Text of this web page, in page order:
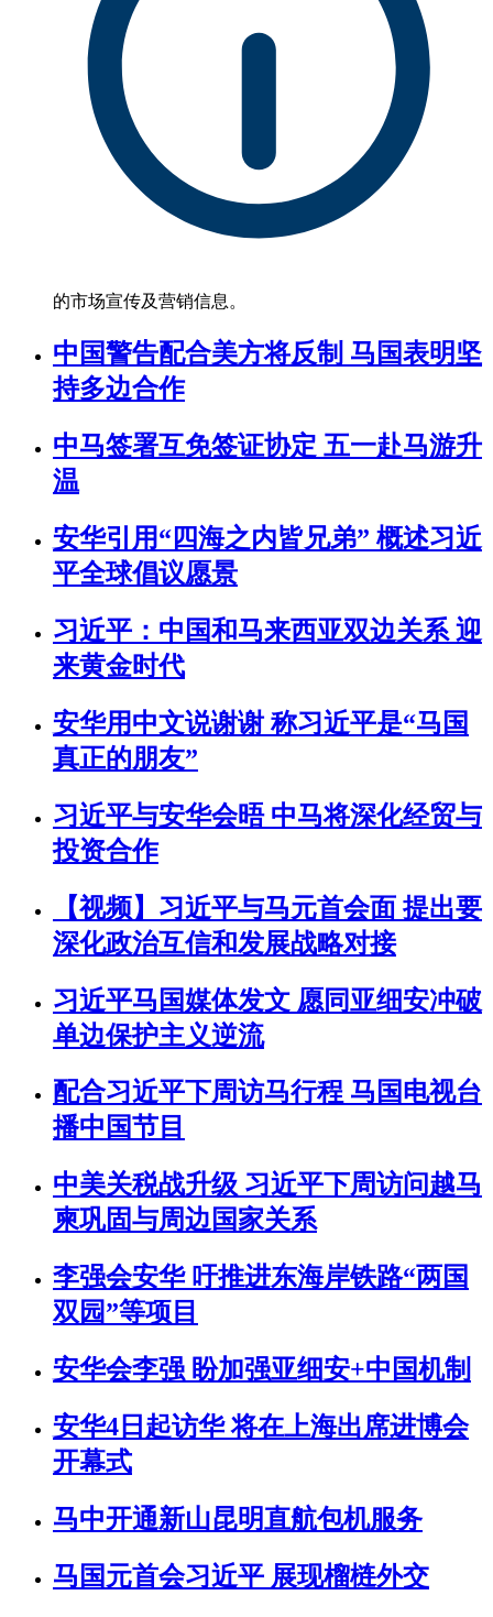
的市场宣传及营销信息。
中国警告配合美方将反制 马国表明坚
持多边合作
中马签署互免签证协定 五一赴马游升
温
安华引用“四海之内皆兄弟” 概述习近
平全球倡议愿景
习近平：中国和马来西亚双边关系 迎
来黄金时代
安华用中文说谢谢 称习近平是“马国
真正的朋友”
习近平与安华会晤 中马将深化经贸与
投资合作
【视频】习近平与马元首会面 提出要
深化政治互信和发展战略对接
习近平马国媒体发文 愿同亚细安冲破
单边保护主义逆流
配合习近平下周访马行程 马国电视台
播中国节目
中美关税战升级 习近平下周访问越马
柬巩固与周边国家关系
李强会安华 吁推进东海岸铁路“两国
双园”等项目
安华会李强 盼加强亚细安+中国机制
安华4日起访华 将在上海出席进博会
开幕式
马中开通新山昆明直航包机服务
马国元首会习近平 展现榴梿外交